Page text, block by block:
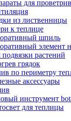
для
из лиственницы
к теплице
шпиль
элемент
подвязки растений
грядок
по периметру
аксессуары
инструмент
для теплицы